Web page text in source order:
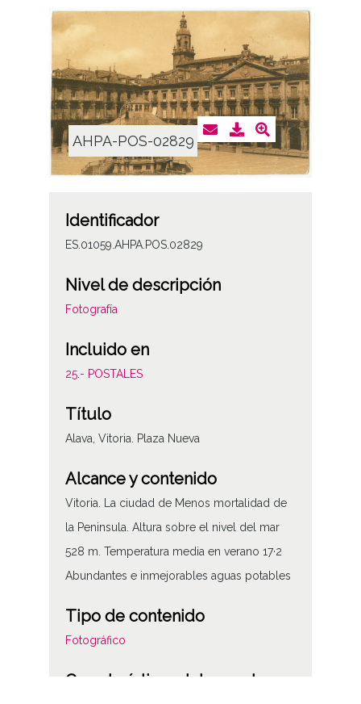
AHPA-POS-02829
Identificador
ES.01059.AHPA.POS.02829
Nivel de descripción
Fotografía
Incluido en
25.- POSTALES
Título
Alava, Vitoria. Plaza Nueva
Alcance y contenido
Vitoria. La ciudad de Menos mortalidad de
la Peninsula. Altura sobre el nivel del mar
528 m. Temperatura media en verano 17·2
Abundantes e inmejorables aguas potables
Tipo de contenido
Fotográfico
Características del soporte